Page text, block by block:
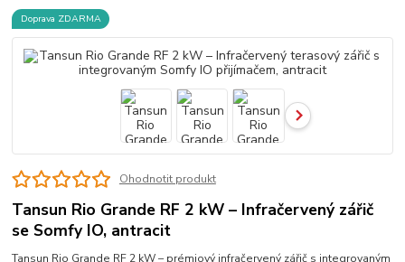
Doprava ZDARMA
Ohodnotit produkt
Tansun Rio Grande RF 2 kW – Infračervený zářič
se Somfy IO, antracit
Tansun Rio Grande RF 2 kW – prémiový infračervený zářič s integrovaným